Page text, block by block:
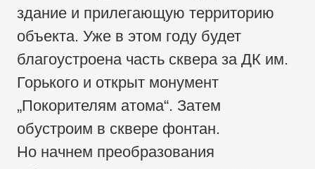
здание и прилегающую территорию
объекта. Уже в этом году будет
благоустроена часть сквера за ДК им.
Горького и открыт монумент
„Покорителям атома“. Затем
обустроим в сквере фонтан.
Но начнем преобразования